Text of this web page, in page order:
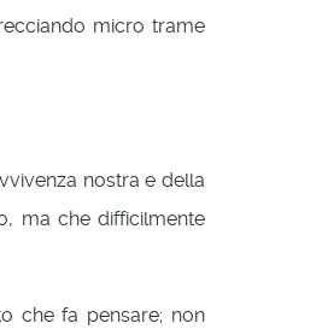
micro trame
nostra e della
ma che difficilmente
che fa pensare; non